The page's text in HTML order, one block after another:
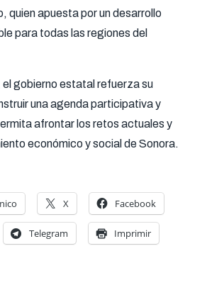
quien apuesta por un desarrollo
para todas las regiones del
gobierno estatal refuerza su
una agenda participativa y
afrontar los retos actuales y
económico y social de Sonora.
X Facebook
Telegram Imprimir